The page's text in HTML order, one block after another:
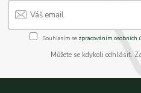
Souhlasím se zpracováním osobních
Můžete se kdykoli odhlásit.